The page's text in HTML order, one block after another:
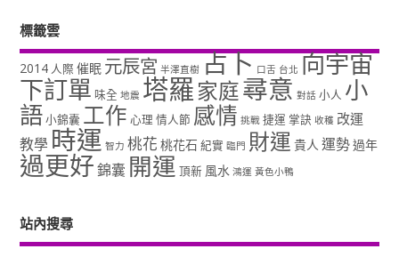
標籤雲
2014人際 催眠 元辰宮 半澤直樹 占卜 口舌 台北 向宇宙
下訂單 味全 地震 塔羅家庭尋意 對話 小人 小
語小錦囊 工作 心理情人節 感情 挑戰 捷運 掌訣 收穫 改運
教學 時運 智力 桃花 桃花石 紀實 臨門 財運 貴人 運勢過年
過更好錦囊 開運 頂新 風水 鴻運 黃色小鴨
站內搜尋